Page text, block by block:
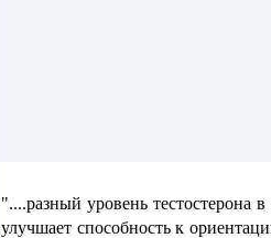
"....разный уровень тестостерона
улучшает способность к